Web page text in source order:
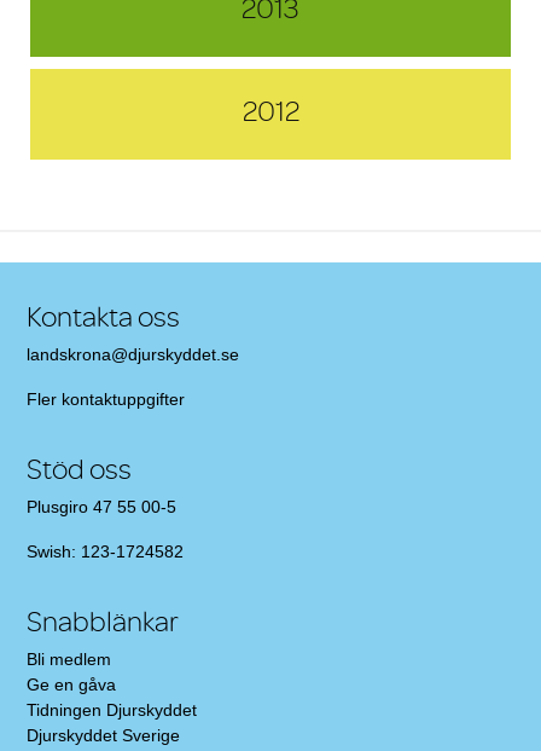
2013
2012
Kontakta oss
landskrona@djurskyddet.se
Fler kontaktuppgifter
Stöd oss
Plusgiro 47 55 00-5
Swish: 123-1724582
Snabblänkar
Bli medlem
Ge en gåva
Tidningen Djurskyddet
Djurskyddet Sverige